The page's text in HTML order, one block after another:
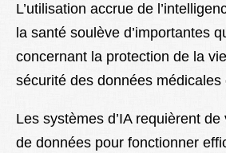
L’utilisation accrue de
la santé soulève d’importantes
concernant la protection de la
sécurité des données médicales
Les systèmes d’IA requièrent
de données pour fonctionner